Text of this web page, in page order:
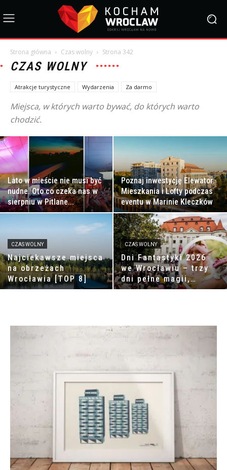
Strona główna Czas wolny Strona 342
CZAS WOLNY
Atrakcje turystyczne Wydarzenia Za darmo
Miejsca, w których warto bywać, do których warto
chodzić.
Lato w mieście nie musi być
nudne. Oto co czeka nas w
sierpniu w Pitlane...
Poznaj inwestycję Elewator.
Mieszkania i Lofty podczas
eventu w Marinie Kleczków
CZAS WOLNY
Najciekawsze miejsca
na obrzeżach
Wrocławia [TOP 8]
CZAS WOLNY
Dni Fantastyki 2026
we Wrocławiu – trzy
dni pełne magii,
wyobraźni i